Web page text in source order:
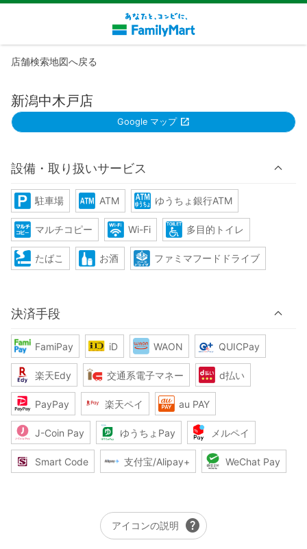
店舗検索地図へ戻る
新潟中木戸店
Google マップ
設備・取り扱いサービス
駐車場 ATM ゆうちょ銀行ATM
マルチコピー Wi-Fi 多目的トイレ
たばこ お酒 ファミマフードドライブ
決済手段
FamiPay iD WAON QUICPay
楽天Edy 交通系電子マネー d払い
PayPay 楽天ペイ au PAY
J-Coin Pay ゆうちょPay メルペイ
Smart Code 支付宝/Alipay+ WeChat Pay
アイコンの説明 help